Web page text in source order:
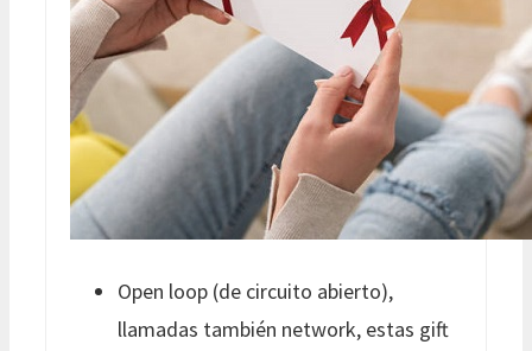
Open loop (de circuito abierto),
llamadas también network, estas gift